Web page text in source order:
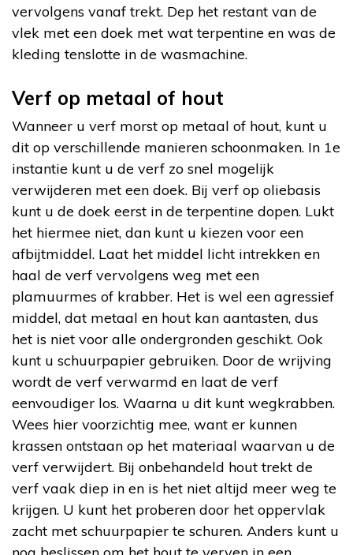
vervolgens vanaf trekt. Dep het restant van de
vlek met een doek met wat terpentine en was de
kleding tenslotte in de wasmachine.
Verf op metaal of hout
Wanneer u verf morst op metaal of hout, kunt u
dit op verschillende manieren schoonmaken. In 1e
instantie kunt u de verf zo snel mogelijk
verwijderen met een doek. Bij verf op oliebasis
kunt u de doek eerst in de terpentine dopen. Lukt
het hiermee niet, dan kunt u kiezen voor een
afbijtmiddel. Laat het middel licht intrekken en
haal de verf vervolgens weg met een
plamuurmes of krabber. Het is wel een agressief
middel, dat metaal en hout kan aantasten, dus
het is niet voor alle ondergronden geschikt. Ook
kunt u schuurpapier gebruiken. Door de wrijving
wordt de verf verwarmd en laat de verf
eenvoudiger los. Waarna u dit kunt wegkrabben.
Wees hier voorzichtig mee, want er kunnen
krassen ontstaan op het materiaal waarvan u de
verf verwijdert. Bij onbehandeld hout trekt de
verf vaak diep in en is het niet altijd meer weg te
krijgen. U kunt het proberen door het oppervlak
zacht met schuurpapier te schuren. Anders kunt u